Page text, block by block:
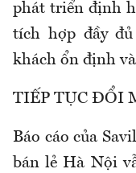
phát triển định
tích hợp đầy
khách ổn định
TIẾP TỤC ĐỔI
Báo cáo của
bán lẻ Hà Nội